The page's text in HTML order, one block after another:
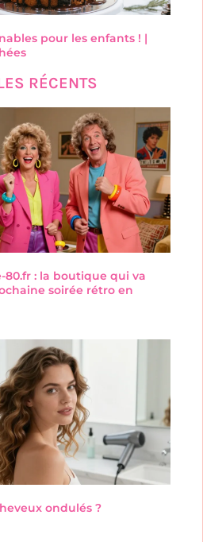
pour les enfants ! |
RÉCENTS
: la boutique qui va
soirée rétro en
ondulés ?